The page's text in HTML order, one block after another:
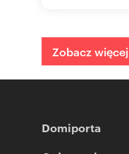
Zobacz więcej
Domiporta